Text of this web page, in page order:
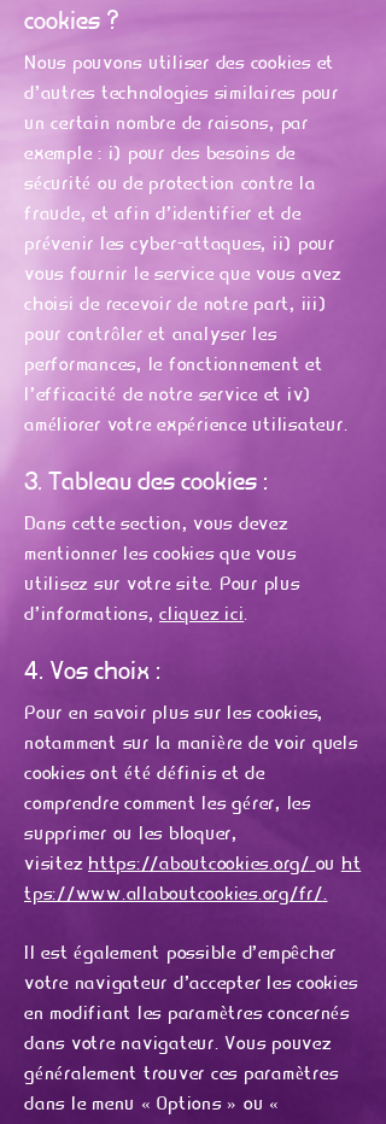
cookies ?
Nous pouvons utiliser des cookies et
d'autres technologies similaires pour
un certain nombre de raisons, par
exemple : i) pour des besoins de
sécurité ou de protection contre la
fraude, et afin d'identifier et de
prévenir les cyber-attaques, ii) pour
vous fournir le service que vous avez
choisi de recevoir de notre part, iii)
pour contrôler et analyser les
performances, le fonctionnement et
l'efficacité de notre service et iv)
améliorer votre expérience utilisateur.
3. Tableau des cookies :
Dans cette section, vous devez
mentionner les cookies que vous
utilisez sur votre site. Pour plus
d'informations, cliquez ici.
4. Vos choix :
Pour en savoir plus sur les cookies,
notamment sur la manière de voir quels
cookies ont été définis et de
comprendre comment les gérer, les
supprimer ou les bloquer,
visitez https://aboutcookies.org/ ou ht
tps://www.allaboutcookies.org/fr/.
Il est également possible d'empêcher
votre navigateur d'accepter les cookies
en modifiant les paramètres concernés
dans votre navigateur. Vous pouvez
généralement trouver ces paramètres
dans le menu « Options » ou «